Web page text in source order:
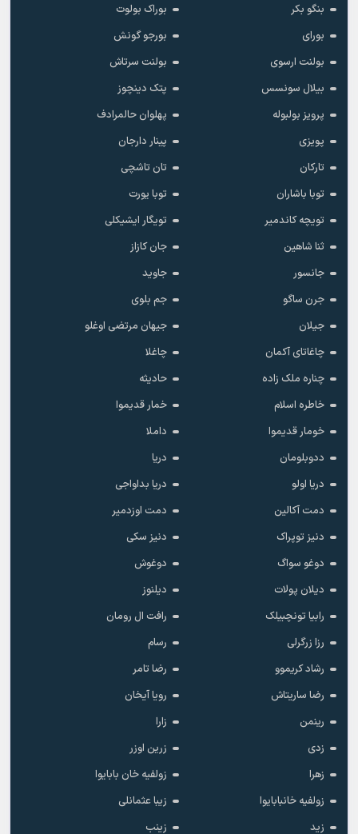
بنگو بکر
بوراک بولوت
بورای
بورجو گونش
بولنت ارسوی
بولنت سرتاش
بیلال سونسس
پتک دینچوز
پرویز بولبوله
پهلوان حالمرادف
پویزی
پینار دارجان
تارکان
تان تاشچی
توبا باشاران
توبا یورت
تویچه کاندمیر
تویگار ایشیکلی
ثنا شاهین
جان کازاز
جانسور
جاوید
جرن ساگو
جم بلوی
جیلان
جیهان مرتضی اوغلو
چاغاتای آکمان
چاغلا
چناره ملک زاده
حادیثه
خاطره اسلام
خمار قدیموا
خومار قدیموا
داملا
ددوبلومان
دریا
دریا اولو
دریا بداواجی
دمت آکالین
دمت اوزدمیر
دنیز توپراک
دنیز سکی
دوغو سواگ
دوغوش
دیلان پولات
دیلنوز
رابیا تونچبیلک
رافت ال رومان
رزا زرگرلی
رسام
رشاد کریموو
رضا تامر
رضا ساریتاش
رویا آیخان
رینمن
زارا
زدی
زرین اوزر
زهرا
زولفیه خان بابایوا
زولفیه خانبابایوا
زیبا عثمانلی
زید
زینب